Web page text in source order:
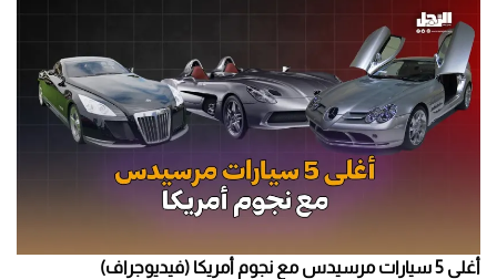
أغلى 5 سيارات مرسيدس مع نجوم أمريكا (فيديوجراف)